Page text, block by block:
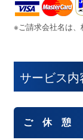
※ご請求会社名は、
サービス
ご 休 憩